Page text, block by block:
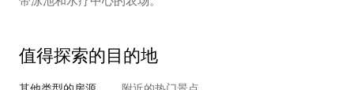
值得探索的目的地